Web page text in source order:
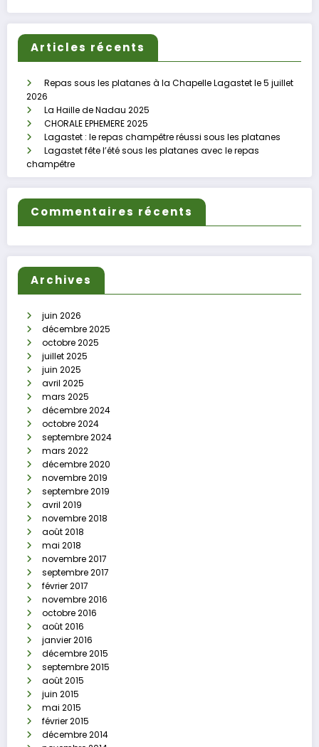
Articles récents
Repas sous les platanes à la Chapelle Lagastet le 5 juillet
2026
La Haille de Nadau 2025
CHORALE EPHEMERE 2025
Lagastet : le repas champêtre réussi sous les platanes
Lagastet fête l’été sous les platanes avec le repas
champêtre
Commentaires récents
Archives
juin 2026
décembre 2025
octobre 2025
juillet 2025
juin 2025
avril 2025
mars 2025
décembre 2024
octobre 2024
septembre 2024
mars 2022
décembre 2020
novembre 2019
septembre 2019
avril 2019
novembre 2018
août 2018
mai 2018
novembre 2017
septembre 2017
février 2017
novembre 2016
octobre 2016
août 2016
janvier 2016
décembre 2015
septembre 2015
août 2015
juin 2015
mai 2015
février 2015
décembre 2014